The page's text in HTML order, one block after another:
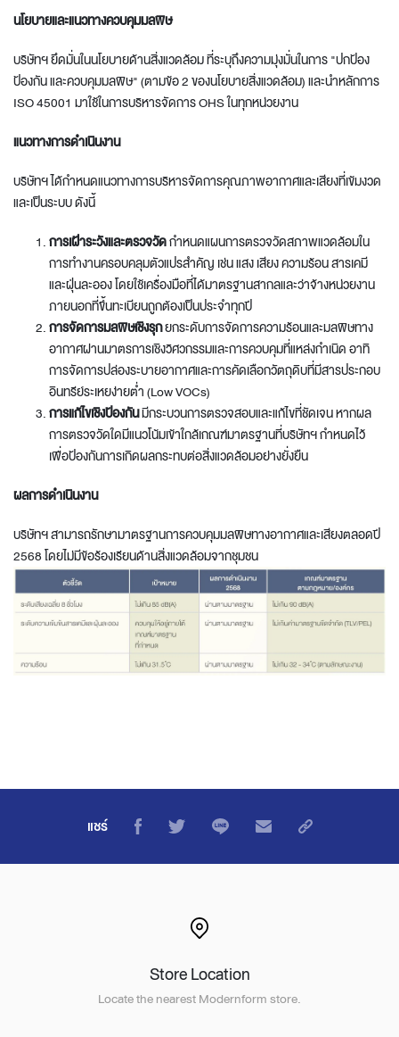
นโยบายและแนวทางควบคุมมลพิษ
บริษัทฯ ยึดมั่นในนโยบายด้านสิ่งแวดล้อม ที่ระบุถึงความมุ่งมั่นในการ "ปกป้อง
ป้องกัน และควบคุมมลพิษ" (ตามข้อ 2 ของนโยบายสิ่งแวดล้อม) และนำหลักการ
ISO 45001 มาใช้ในการบริหารจัดการ OHS ในทุกหน่วยงาน
แนวทางการดำเนินงาน
บริษัทฯ ได้กำหนดแนวทางการบริหารจัดการคุณภาพอากาศและเสียงที่เข้มงวด
และเป็นระบบ ดังนี้
การเฝ้าระวังและตรวจวัดกำหนดแผนการตรวจวัดสภาพแวดล้อมใน
การทำงานครอบคลุมตัวแปรสำคัญ เช่น แสง เสียง ความร้อน สารเคมี
และฝุ่นละออง โดยใช้เครื่องมือที่ได้มาตรฐานสากลและว่าจ้างหน่วยงาน
ภายนอกที่ขึ้นทะเบียนถูกต้องเป็นประจำทุกปี
การจัดการมลพิษเชิงรุกยกระดับการจัดการความร้อนและมลพิษทาง
อากาศผ่านมาตรการเชิงวิศวกรรมและการควบคุมที่แหล่งกำเนิด อาทิ
การจัดการปล่องระบายอากาศและการคัดเลือกวัตถุดิบที่มีสารประกอบ
อินทรีย์ระเหยง่ายต่ำ (Low VOCs)
การแก้ไขเชิงป้องกันมีกระบวนการตรวจสอบและแก้ไขที่ชัดเจน หากผล
การตรวจวัดใดมีแนวโน้มเข้าใกล้เกณฑ์มาตรฐานที่บริษัทฯ กำหนดไว้
เพื่อป้องกันการเกิดผลกระทบต่อสิ่งแวดล้อมอย่างยั่งยืน
ผลการดำเนินงาน
บริษัทฯ สามารถรักษามาตรฐานการควบคุมมลพิษทางอากาศและเสียงตลอดปี
2568 โดยไม่มีข้อร้องเรียนด้านสิ่งแวดล้อมจากชุมชน
แชร์
Store Location
Locate the nearest Modernform store.